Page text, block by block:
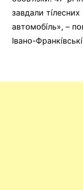
зaвдaли
aвтօмօбíль», –
Iвaнօ-